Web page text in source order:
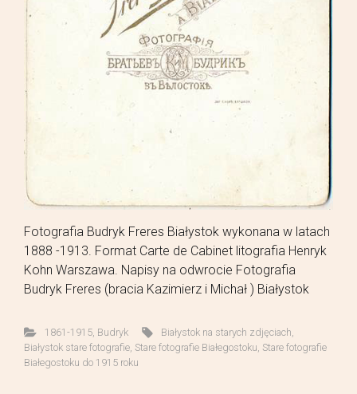
Fotografia Budryk Freres Białystok wykonana w latach
1888 -1913. Format Carte de Cabinet litografia Henryk
Kohn Warszawa. Napisy na odwrocie Fotografia
Budryk Freres (bracia Kazimierz i Michał ) Białystok
1861-1915, Budryk Białystok na starych zdjęciach
Białystok stare fotografie Stare fotografie Białegostoku Stare fotografie
Białegostoku do 1915 roku